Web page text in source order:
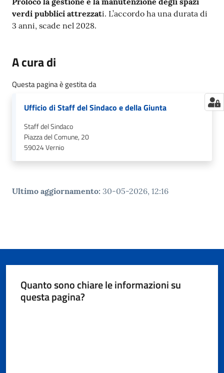
verdi pubblici attrezzati. L’accordo ha una durata di
3 anni, scade nel 2028.
A cura di
Questa pagina è gestita da
Ufficio di Staff del Sindaco e della Giunta
Staff del Sindaco
Piazza del Comune, 20
59024Vernio
Ultimo aggiornamento: 30-05-2026, 12:16
Quanto sono chiare le informazioni su
questa pagina?